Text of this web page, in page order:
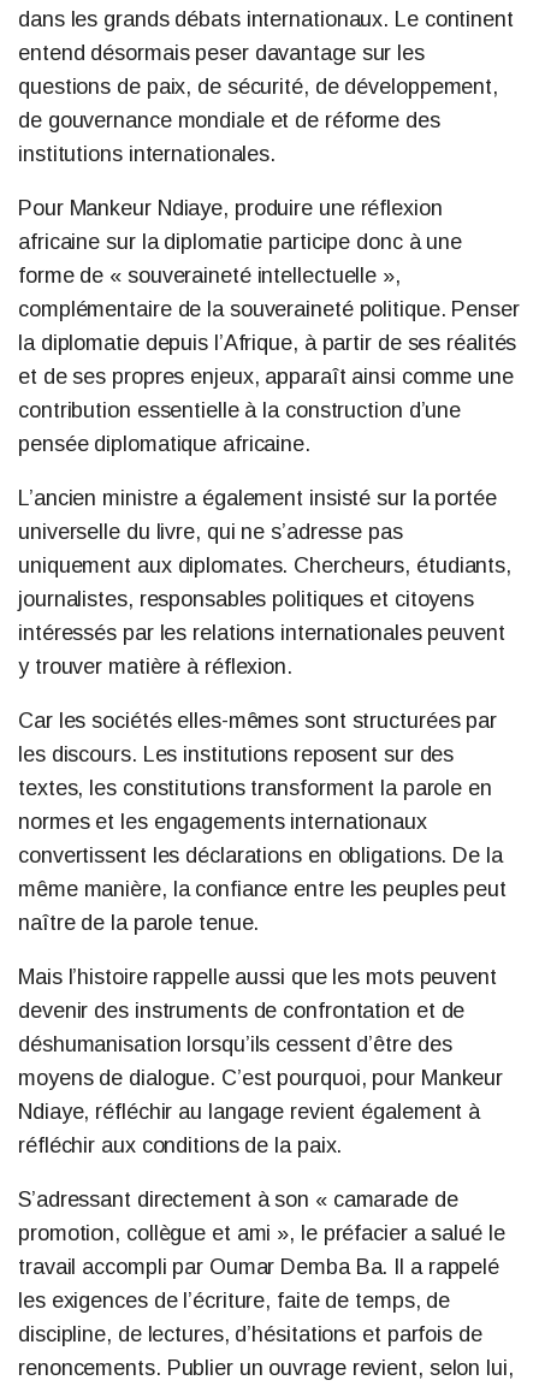
dans les grands débats internationaux. Le continent
entend désormais peser davantage sur les
questions de paix, de sécurité, de développement,
de gouvernance mondiale et de réforme des
institutions internationales.
Pour Mankeur Ndiaye, produire une réflexion
africaine sur la diplomatie participe donc à une
forme de « souveraineté intellectuelle »,
complémentaire de la souveraineté politique. Penser
la diplomatie depuis l’Afrique, à partir de ses réalités
et de ses propres enjeux, apparaît ainsi comme une
contribution essentielle à la construction d’une
pensée diplomatique africaine.
L’ancien ministre a également insisté sur la portée
universelle du livre, qui ne s’adresse pas
uniquement aux diplomates. Chercheurs, étudiants,
journalistes, responsables politiques et citoyens
intéressés par les relations internationales peuvent
y trouver matière à réflexion.
Car les sociétés elles-mêmes sont structurées par
les discours. Les institutions reposent sur des
textes, les constitutions transforment la parole en
normes et les engagements internationaux
convertissent les déclarations en obligations. De la
même manière, la confiance entre les peuples peut
naître de la parole tenue.
Mais l’histoire rappelle aussi que les mots peuvent
devenir des instruments de confrontation et de
déshumanisation lorsqu’ils cessent d’être des
moyens de dialogue. C’est pourquoi, pour Mankeur
Ndiaye, réfléchir au langage revient également à
réfléchir aux conditions de la paix.
S’adressant directement à son « camarade de
promotion, collègue et ami », le préfacier a salué le
travail accompli par Oumar Demba Ba. Il a rappelé
les exigences de l’écriture, faite de temps, de
discipline, de lectures, d’hésitations et parfois de
renoncements. Publier un ouvrage revient, selon lui,